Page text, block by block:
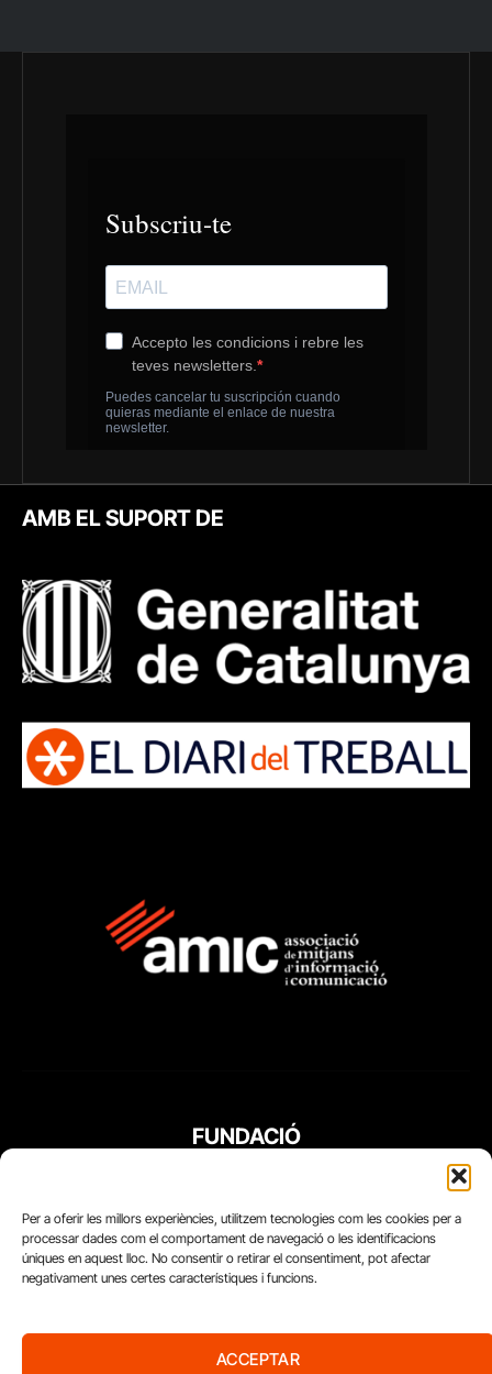
Per a oferir les millors experiències, utilitzem tecnologies com les cookies per a
processar dades com el comportament de navegació o les identificacions
úniques en aquest lloc. No consentir o retirar el consentiment, pot afectar
negativament unes certes característiques i funcions.
ACCEPTAR
AMB EL SUPORT DE
FUNDACIÓ